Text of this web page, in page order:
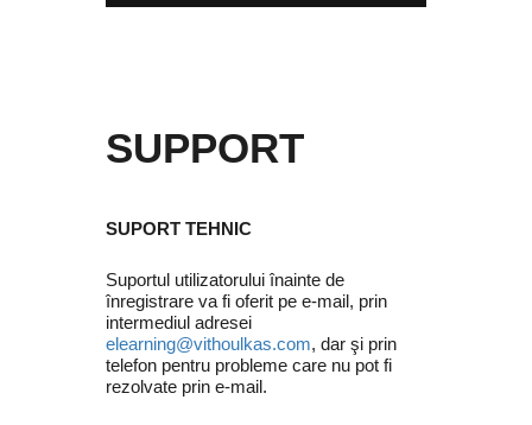
SUPPORT
SUPORT TEHNIC
Suportul utilizatorului înainte de
înregistrare va fi oferit pe e‐mail, prin
intermediul adresei
elearning@vithoulkas.com, dar şi prin
telefon pentru probleme care nu pot fi
rezolvate prin e-mail.